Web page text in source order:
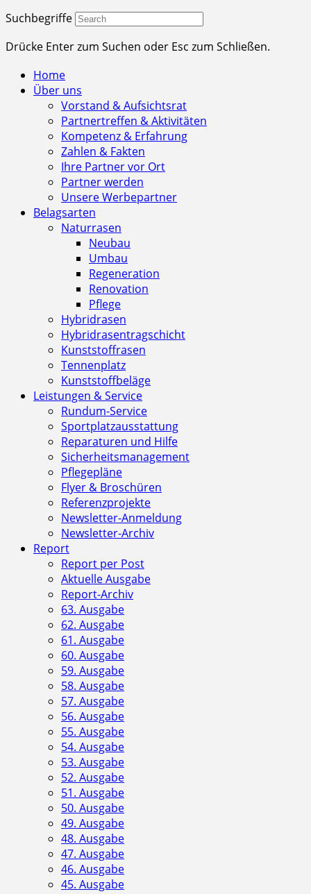
Suchbegriffe
Drücke Enter zum Suchen oder Esc zum Schließen.
Home
Über uns
Vorstand & Aufsichtsrat
Partnertreffen & Aktivitäten
Kompetenz & Erfahrung
Zahlen & Fakten
Ihre Partner vor Ort
Partner werden
Unsere Werbepartner
Belagsarten
Naturrasen
Neubau
Umbau
Regeneration
Renovation
Pflege
Hybridrasen
Hybridrasentragschicht
Kunststoffrasen
Tennenplatz
Kunststoffbeläge
Leistungen & Service
Rundum-Service
Sportplatzausstattung
Reparaturen und Hilfe
Sicherheitsmanagement
Pflegepläne
Flyer & Broschüren
Referenzprojekte
Newsletter-Anmeldung
Newsletter-Archiv
Report
Report per Post
Aktuelle Ausgabe
Report-Archiv
63. Ausgabe
62. Ausgabe
61. Ausgabe
60. Ausgabe
59. Ausgabe
58. Ausgabe
57. Ausgabe
56. Ausgabe
55. Ausgabe
54. Ausgabe
53. Ausgabe
52. Ausgabe
51. Ausgabe
50. Ausgabe
49. Ausgabe
48. Ausgabe
47. Ausgabe
46. Ausgabe
45. Ausgabe